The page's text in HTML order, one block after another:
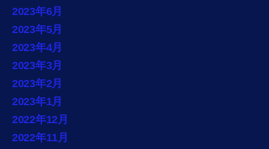
2023年6月
2023年5月
2023年4月
2023年3月
2023年2月
2023年1月
2022年12月
2022年11月